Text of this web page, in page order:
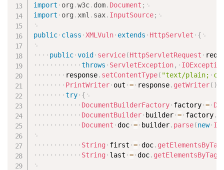
import org .w3c. dom. Document ;
import
org . xml . sax. InputSource;
public class XMLVuln extends HttpServlet {
public void service(HttpServletRequest
throws
ServletException,
response. setContentType( "text/plain;
PrintWriter out = response. getWriter( )
try {
DocumentBuilderFactory factory =
DocumentBuilder
builder = factory.
Document doc = builder. parse(new
String first = doc.
String
last = doc.